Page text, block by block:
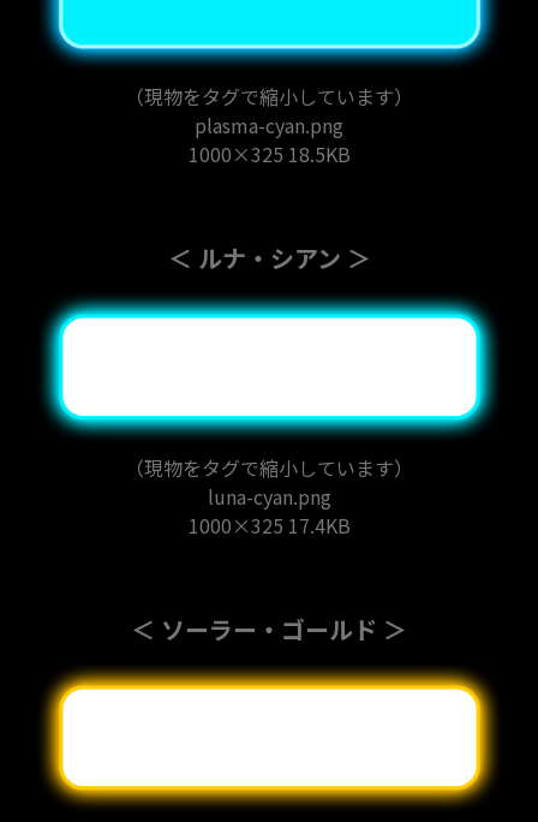
（現物をタグで縮小しています）
plasma-cyan.png
1000×325 18.5KB
＜ ルナ・シアン ＞
（現物をタグで縮小しています）
luna-cyan.png
1000×325 17.4KB
＜ ソーラー・ゴールド ＞